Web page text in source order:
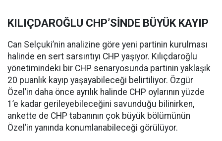
KILIÇDAROĞLU CHP’SİNDE BÜYÜK KAYIP
Can Selçuki’nin analizine göre yeni partinin kurulması
halinde en sert sarsıntıyı CHP yaşıyor. Kılıçdaroğlu
yönetimindeki bir CHP senaryosunda partinin yaklaşık
20 puanlık kayıp yaşayabileceği belirtiliyor. Özgür
Özel’in daha önce ayrılık halinde CHP oylarının yüzde
1’e kadar gerileyebileceğini savunduğu bilinirken,
ankette de CHP tabanının çok büyük bölümünün
Özel’in yanında konumlanabileceği görülüyor.